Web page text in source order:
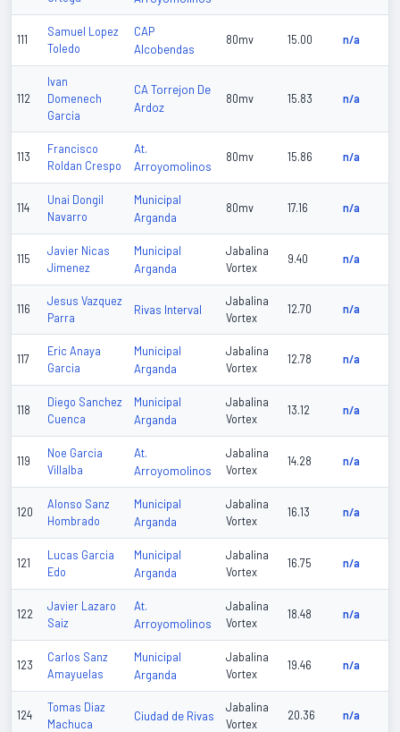
111
Samuel Lopez
Toledo
CAP
Alcobendas
80mv 15.00 n/a
112
Ivan
Domenech
Garcia
CA Torrejon De
Ardoz
80mv 15.83 n/a
113
Francisco
Roldan Crespo
At.
Arroyomolinos
80mv 15.86 n/a
114
Unai Dongil
Navarro
Municipal
Arganda
80mv 17.16 n/a
115
Javier Nicas
Jimenez
Municipal
Arganda
Jabalina
Vortex
9.40 n/a
116
Jesus Vazquez
Parra
Rivas Interval
Jabalina
Vortex
12.70 n/a
117
Eric Anaya
Garcia
Municipal
Arganda
Jabalina
Vortex
12.78 n/a
118
Diego Sanchez
Cuenca
Municipal
Arganda
Jabalina
Vortex
13.12 n/a
119
Noe Garcia
Villalba
At.
Arroyomolinos
Jabalina
Vortex
14.28 n/a
120
Alonso Sanz
Hombrado
Municipal
Arganda
Jabalina
Vortex
16.13 n/a
121
Lucas Garcia
Edo
Municipal
Arganda
Jabalina
Vortex
16.75 n/a
122
Javier Lazaro
Saiz
At.
Arroyomolinos
Jabalina
Vortex
18.48 n/a
123
Carlos Sanz
Amayuelas
Municipal
Arganda
Jabalina
Vortex
19.46 n/a
124
Tomas Diaz
Machuca
Ciudad de Rivas
Jabalina
Vortex
20.36 n/a